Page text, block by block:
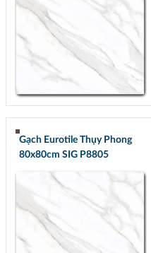
Gạch Eurotile Thụy Phong
80x80cm SIG P8805